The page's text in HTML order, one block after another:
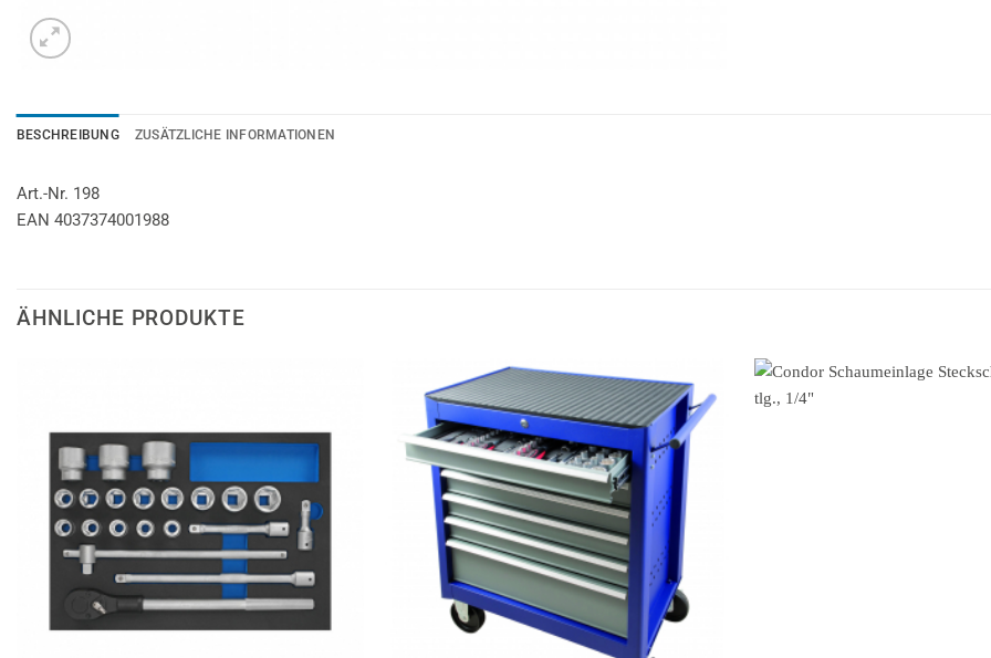
BESCHREIBUNG ZUSÄTZLICHE INFORMATIONEN
Art.-Nr. 198
EAN 4037374001988
ÄHNLICHE PRODUKTE